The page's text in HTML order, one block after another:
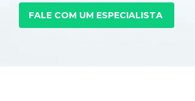
FALE COM UM ESPECIALISTA